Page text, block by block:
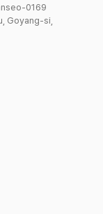
0169
Goyang-si,